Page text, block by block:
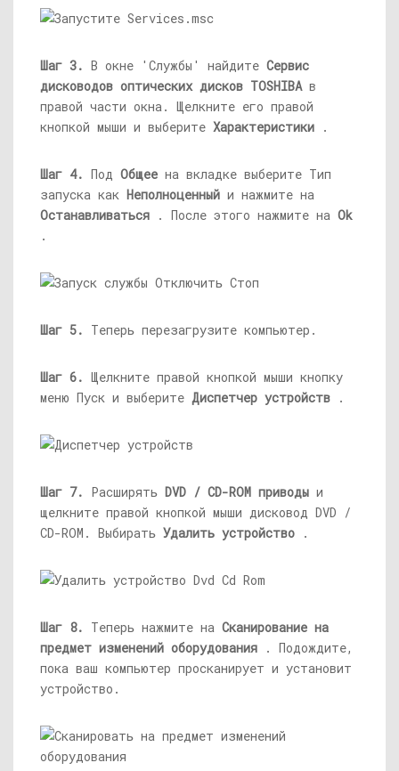
Шаг 3. В окне 'Службы' найдите Сервис
дисководов оптических дисков TOSHIBAв
правой части окна. Щелкните его правой
кнопкой мыши и выберите Характеристики .
Шаг 4. Под Общее на вкладке выберите Тип
запуска как Неполноценный и нажмите на
Останавливаться . После этого нажмите на Ok
.
Шаг 5. Теперь перезагрузите компьютер.
Шаг 6. Щелкните правой кнопкой мыши кнопку
меню Пуск и выберите Диспетчер устройств .
Шаг 7. Расширять DVD / CD-ROM приводы и
щелкните правой кнопкой мыши дисковод DVD /
CD-ROM. Выбирать Удалить устройство .
Шаг 8. Теперь нажмите на Сканирование на
предмет изменений оборудования . Подождите,
пока ваш компьютер просканирует и установит
устройство.